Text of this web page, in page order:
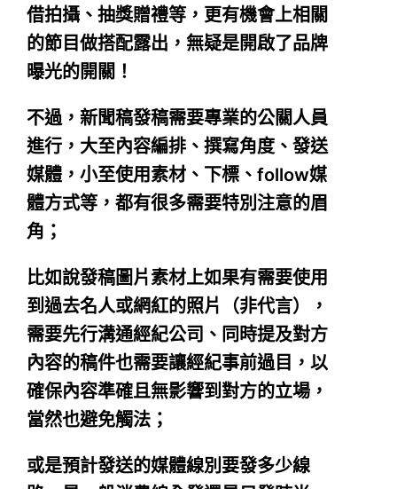
借拍攝、抽獎贈禮等，更有機會上相關
的節目做搭配露出，無疑是開啟了品牌
曝光的開關！
不過，新聞稿發稿需要專業的公關人員
進行，大至內容編排、撰寫角度、發送
媒體，小至使用素材、下標、follow媒
體方式等，都有很多需要特別注意的眉
角；
比如說發稿圖片素材上如果有需要使用
到過去名人或網紅的照片（非代言），
需要先行溝通經紀公司、同時提及對方
內容的稿件也需要讓經紀事前過目，以
確保內容準確且無影響到對方的立場，
當然也避免觸法；
或是預計發送的媒體線別要發多少線